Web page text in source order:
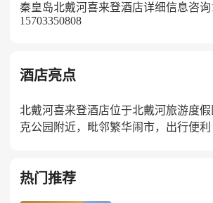
秦皇岛北戴河喜来登酒店详细信息咨询
15703350808​
酒店亮点
北戴河喜来登酒店位于北戴河旅游度
克公园附近，毗邻繁华闹市，出行便利
热门推荐